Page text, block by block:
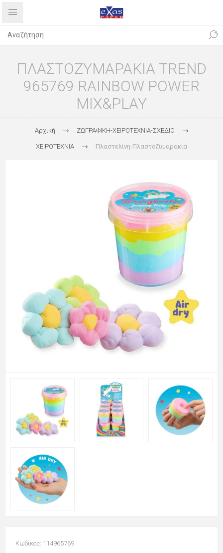
ΠΛΑΣΤΟΖΥΜΑΡΑΚΙΑ TREND
965769 RAINBOW POWER
MIX&PLAY
Αρχική ΖΩΓΡΑΦΙΚΗ-ΧΕΙΡΟΤΕΧΝΙΑ-ΣΧΕΔΙΟ
ΧΕΙΡΟΤΕΧΝΙΑ Πλαστελίνη-Πλαστοζυμαράκια
Κωδικός: 114965769